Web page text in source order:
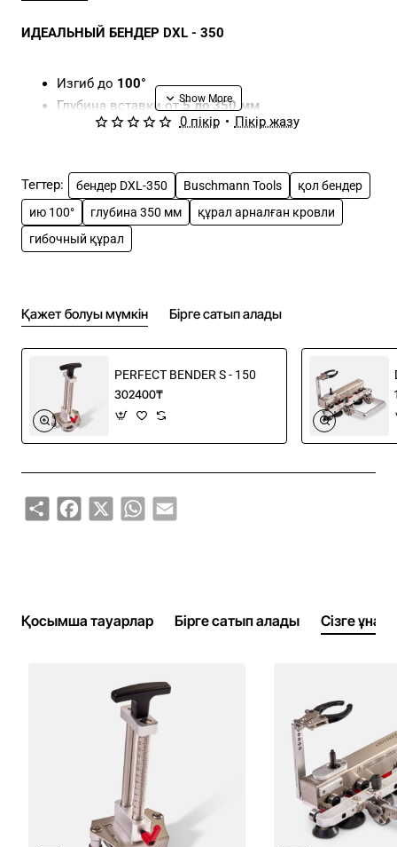
0 пікір • Пікір жазу
ИДЕАЛЬНЫЙ БЕНДЕР DXL - 350
Изгиб до 100°
Глубина вставки от5 до 350 мм
Толщина материала до0,8 мм
Радиусы гибочных валков:0,7 мм
Расстояние между осями 45 мм позволяет гнуть
профилированный материал до 40 мм.
Простота в обращении, идеальное скольжение и
Buschmanntools.
Тегтер: бендер DXL-350 Buschmann Tools
қол бендер
ию 100°
глубина 350 мм
құрал арналған кровли
гибочный құрал
Қажет болуы мүмкін Бірге сатып алады
PERFECT BENDER S - 150
302400₸
Share Facebook
X WhatsAppEmail
Қосымша тауарлар Бірге сатып алады Сізге